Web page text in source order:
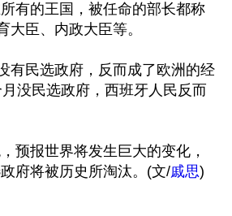
有的王国，被任命的部长都称
大臣、内政大臣等。
有民选政府，反而成了欧洲的经
没民选政府，西班牙人民反而
预报世界将发生巨大的变化，
府将被历史所淘汰。(文/戚思)